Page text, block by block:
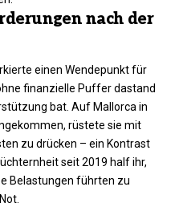
nach der
einen Wendepunkt für
finanzielle Puffer dastand
bat. Auf Mallorca in
rüstete sie mit
zu drücken – ein Kontrast
seit 2019 half ihr,
Belastungen führten zu